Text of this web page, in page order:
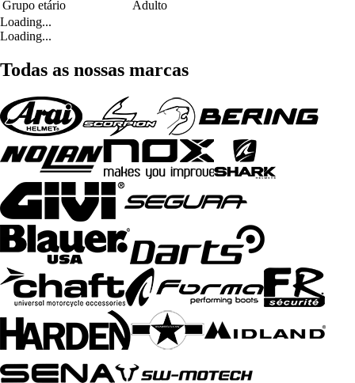
Grupo etário
Adulto
Loading...
Loading...
Todas as nossas marcas